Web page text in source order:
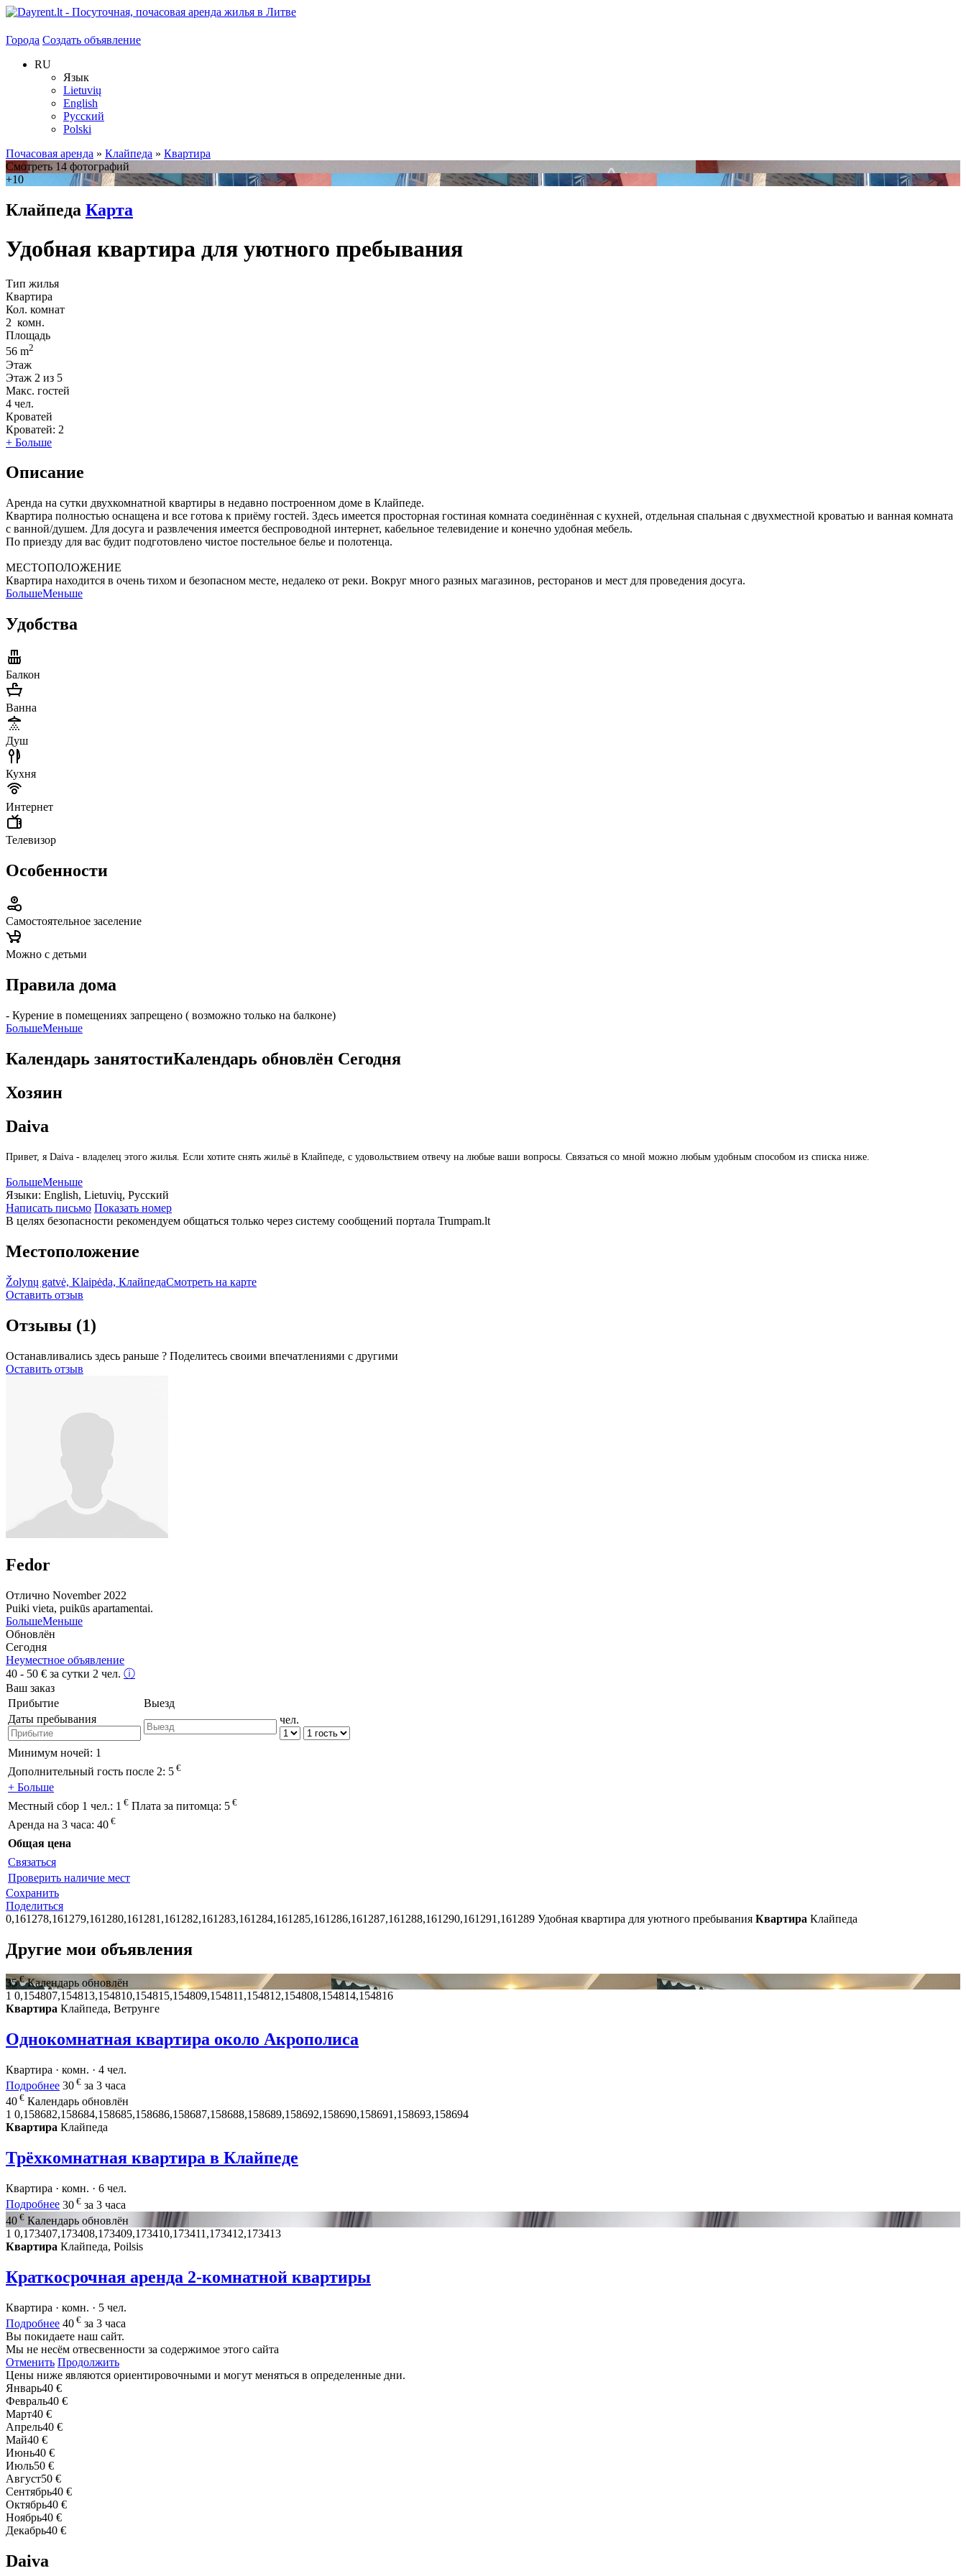
Города Создать объявление
RU
Язык
Lietuvių
English
Русский
Polski
Почасовая аренда » Клайпеда » Квартира
Смотреть 14 фотографий
+10
Клайпеда Карта
Удобная квартира для уютного пребывания
Тип жилья
Квартира
Кол. комнат
2 комн.
Площадь
56 m2
Этаж
Этаж 2 из 5
Макс. гостей
4 чел.
Кроватей
Кроватей: 2
+ Больше
Описание
Аренда на сутки двухкомнатной квартиры в недавно построенном доме в Клайпеде.
Квартира полностью оснащена и все готова к приёму гостей. Здесь имеется просторная гостиная комната соединённая с кухней, отдельная спальная с двухместной кроватью и ванная комната
с ванной/душем. Для досуга и развлечения имеется беспроводной интернет, кабельное телевидение и конечно удобная мебель.
По приезду для вас будит подготовлено чистое постельное белье и полотенца.
МЕСТОПОЛОЖЕНИЕ
Квартира находится в очень тихом и безопасном месте, недалеко от реки. Вокруг много разных магазинов, ресторанов и мест для проведения досуга.
БольшеМеньше
Удобства
Балкон
Ванна
Душ
Кухня
Интернет
Телевизор
Особенности
Самостоятельное заселение
Можно с детьми
Правила дома
- Курение в помещениях запрещено ( возможно только на балконе)
БольшеМеньше
Календарь занятостиКалендарь обновлён Сегодня
Хозяин
Daiva
Привет, я Daiva - владелец этого жилья. Если хотите снять жильё в Клайпеде, с удовольствием отвечу на любые ваши вопросы. Связаться со мной можно любым удобным способом из списка ниже.
БольшеМеньше
Языки: English, Lietuvių, Русский
Написать письмо Показать номер
В целях безопасности рекомендуем общаться только через систему сообщений портала Trumpam.lt
Местоположение
Žolynų gatvė, Klaipėda, КлайпедаСмотреть на карте
Оставить отзыв
Отзывы (1)
Останавливались здесь раньше ? Поделитесь своими впечатлениями с другими
Оставить отзыв
Fedor
Отлично November 2022
Puiki vieta, puikūs apartamentai.
БольшеМеньше
Обновлён
Сегодня
Неуместное объявление
40 - 50 € за сутки 2 чел. ⓘ
Ваш заказ
Прибытие
Выезд
Даты пребывания
чел.
Минимум ночей: 1
Дополнительный гость после 2: 5 €
+ Больше
Местный сбор 1 чел.: 1 € Плата за питомца: 5 €
Аренда на 3 часа: 40 €
Общая цена
Связаться
Проверить наличие мест
Сохранить
Поделиться
0,161278,161279,161280,161281,161282,161283,161284,161285,161286,161287,161288,161290,161291,161289 Удобная квартира для уютного пребывания Квартира Клайпеда
Другие мои объявления
35€ Календарь обновлён
1 0,154807,154813,154810,154815,154809,154811,154812,154808,154814,154816
Квартира Клайпеда, Ветрунге
Однокомнатная квартира около Акрополиса
Квартира · комн. · 4 чел.
Подробнее 30 € за 3 часа
40 € Календарь обновлён
1 0,158682,158684,158685,158686,158687,158688,158689,158692,158690,158691,158693,158694
Квартира Клайпеда
Трёхкомнатная квартира в Клайпеде
Квартира · комн. · 6 чел.
Подробнее 30 € за 3 часа
40 € Календарь обновлён
1 0,173407,173408,173409,173410,173411,173412,173413
Квартира Клайпеда, Poilsis
Краткосрочная аренда 2-комнатной квартиры
Квартира · комн. · 5 чел.
Подробнее 40 € за 3 часа
Вы покидаете наш сайт.
Мы не несём отвесвенности за содержимое этого сайта
Отменить Продолжить
Цены ниже являются ориентировочными и могут меняться в определенные дни.
Январь40 €
Февраль40 €
Март40 €
Апрель40 €
Май40 €
Июнь40 €
Июль50 €
Август50 €
Сентябрь40 €
Октябрь40 €
Ноябрь40 €
Декабрь40 €
Daiva